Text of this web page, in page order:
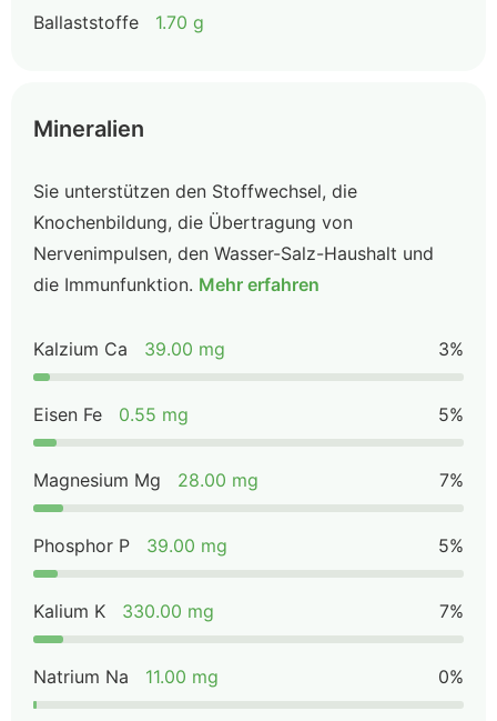
Ballaststoffe 1.70 g
Mineralien
Sie unterstützen den Stoffwechsel, die
Knochenbildung, die Übertragung von
Nervenimpulsen, den Wasser-Salz-Haushalt und
die Immunfunktion. Mehr erfahren
Kalzium Ca 39.00 mg 3%
Eisen Fe 0.55 mg 5%
Magnesium Mg 28.00 mg 7%
Phosphor P 39.00 mg 5%
Kalium K 330.00 mg 7%
Natrium Na 11.00 mg 0%